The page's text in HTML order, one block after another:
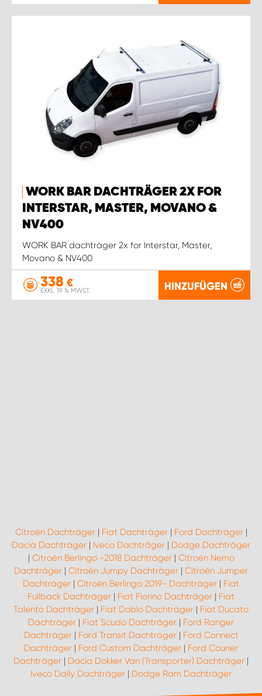
WORK BAR DACHTRÄGER 2X FOR
INTERSTAR, MASTER, MOVANO &
NV400
WORK BAR dachträger 2x for Interstar, Master,
Movano & NV400
338 €
EXKL. 19 % MWST. HINZUFÜGEN
Citroën Dachträger| Fiat Dachträger| Ford Dachträger|
Dacia Dachträger | Iveco Dachträger | Dodge Dachträger
| Citroën Berlingo -2018 Dachträger| Citroën Nemo
Dachträger | Citroën Jumpy Dachträger | Citroën Jumper
Dachträger | Citroën Berlingo 2019- Dachträger | Fiat
Fullback Dachträger | Fiat Fiorino Dachträger | Fiat
Talento Dachträger | Fiat Doblo Dachträger | Fiat Ducato
Dachträger | Fiat Scudo Dachträger | Ford Ranger
Dachträger| Ford Transit Dachträger| Ford Connect
Dachträger | Ford Custom Dachträger | Ford Courier
Dachträger | Dacia Dokker Van (Transporter) Dachträger |
Iveco Daily Dachträger | Dodge Ram Dachträger